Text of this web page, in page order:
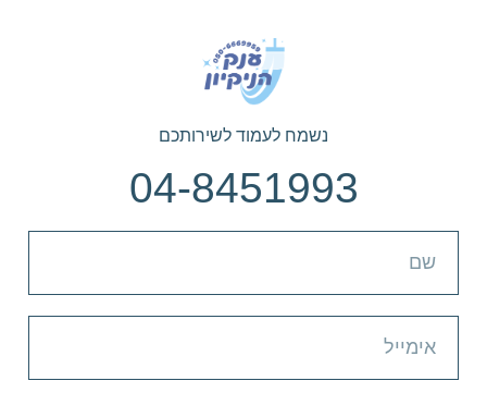
נשמח לעמוד לשירותכם
04-8451993